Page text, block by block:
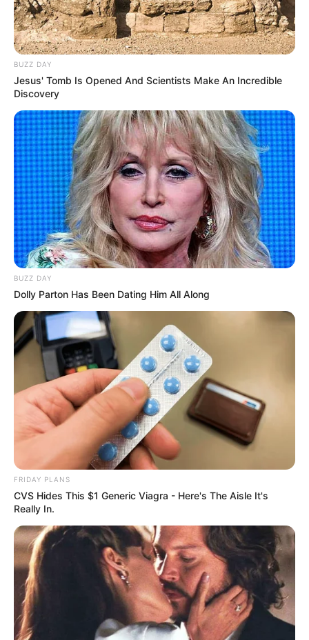
BUZZ DAY
Jesus' Tomb Is Opened And Scientists Make An Incredible
Discovery
BUZZ DAY
Dolly Parton Has Been Dating Him All Along
FRIDAY PLANS
CVS Hides This $1 Generic Viagra - Here's The Aisle It's
Really In.